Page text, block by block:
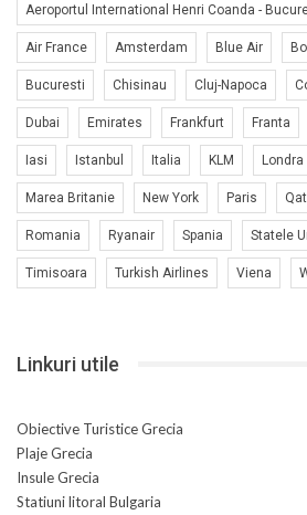
Aeroportul International Henri Coanda -
Air France Amsterdam Blue Air
Bucuresti Chisinau Cluj-Napoca
Dubai Emirates Frankfurt Franta
Iasi Istanbul Italia KLM Londra
Marea Britanie New York Paris
Romania Ryanair Spania Statele
Timisoara Turkish Airlines Viena
Linkuri utile
Obiective Turistice Grecia
Plaje Grecia
Insule Grecia
Statiuni litoral Bulgaria